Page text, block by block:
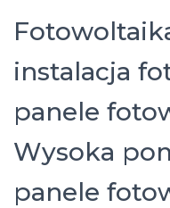
instalacja
panele
Wysoka
panele